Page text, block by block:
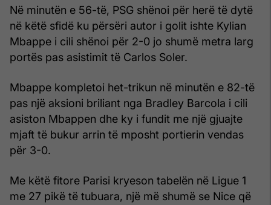
Në minutën e 56-të, PSG shënoi për herë të dytë
në këtë sfidë ku përsëri autor i golit ishte Kylian
Mbappe i cili shënoi për 2-0 jo shumë metra larg
portës pas asistimit të Carlos Soler.
Mbappe kompletoi het-trikun në minutën e 82-të
pas një aksioni briliant nga Bradley Barcola i cili
asiston Mbappen dhe ky i fundit me një gjuajte
mjaft të bukur arrin të mposht portierin vendas
për 3-0.
Me këtë fitore Parisi kryeson tabelën në Ligue 1
me 27 pikë të tubuara, një më shumë se Nice që